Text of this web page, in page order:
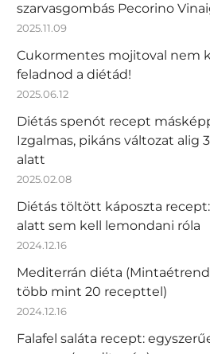
szarvasgombás Pecorino
2025.11.09
Cukormentes mojitoval nem
feladnod a diétád!
2025.06.12
Diétás spenót recept
Izgalmas, pikáns változat alig
alatt
2025.02.08
Diétás töltött káposzta
alatt sem kell lemondani róla
2024.12.16
Mediterrán diéta
több mint 20 recepttel)
2024.12.16
Falafel saláta recept: